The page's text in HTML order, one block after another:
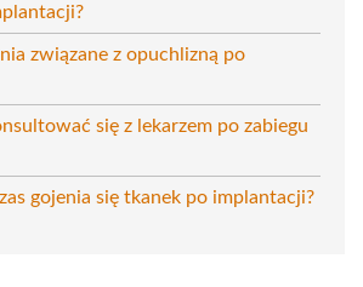
związane z opuchlizną po
się z lekarzem po zabiegu
gojenia się tkanek po implantacji?